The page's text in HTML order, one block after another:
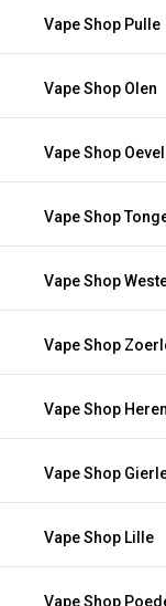
Vape Shop Pulle
Vape Shop Olen
Vape Shop Oevel
Vape Shop
Vape Shop
Vape Shop
Vape Shop
Vape Shop
Vape Shop Lille
Vape Shop